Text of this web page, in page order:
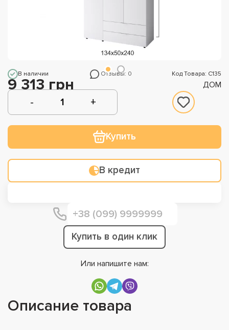
В наличии Отзывы: 0 Код Товара: С135
9 313 грн ДОМ
Купить
В кредит
Купить в один клик
Или напишите нам:
Описание товара